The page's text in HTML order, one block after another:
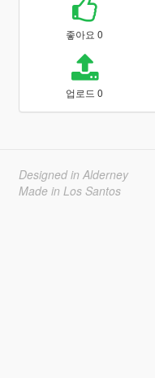
좋아요 0
업로드 0
Designed in Alderney
Made in Los Santos